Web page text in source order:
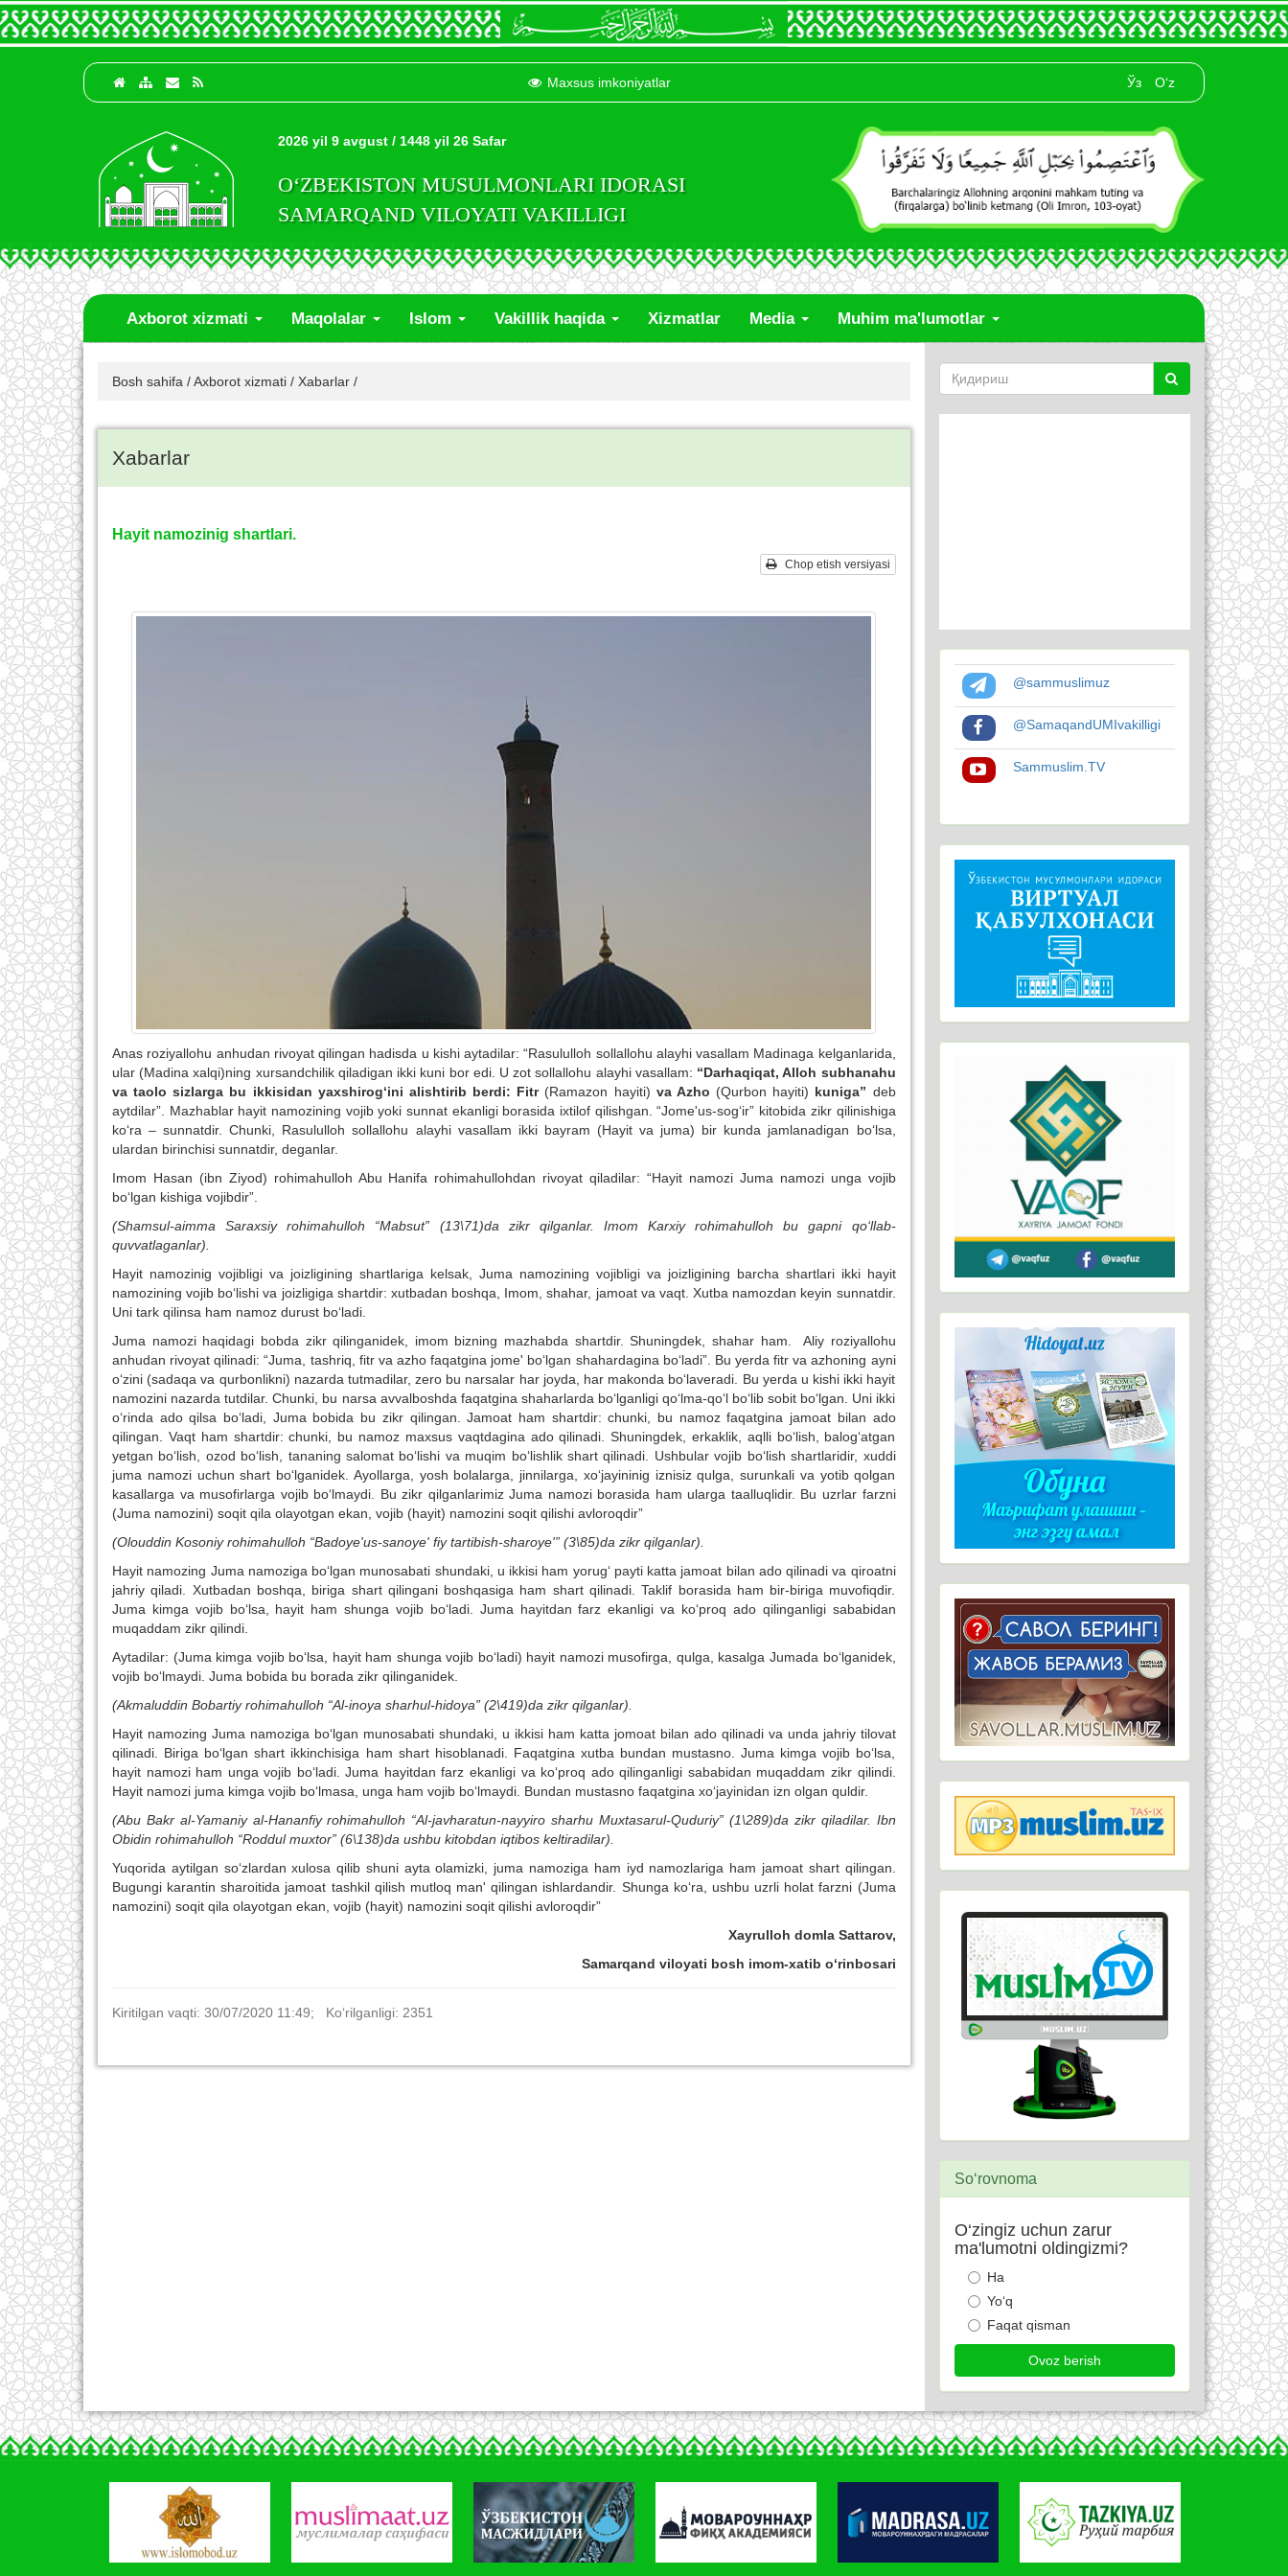
Maxsus imkoniyatlar Ўз O‘z
2026 yil 9 avgust / 1448 yil 26 Safar
O‘ZBEKISTON MUSULMONLARI IDORASI
SAMARQAND VILOYATI VAKILLIGI
Axborot xizmati Maqolalar Islom Vakillik haqida Xizmatlar Media Muhim ma'lumotlar
Bosh sahifa /Axborot xizmati / Xabarlar /
Xabarlar
Hayit namozinig shartlari.
Chop etish versiyasi
Anas roziyallohu anhudan rivoyat qilingan hadisda u kishi aytadilar: “Rasululloh sollallohu alayhi vasallam Madinaga kelganlarida,
ular (Madina xalqi)ning xursandchilik qiladigan ikki kuni bor edi. U zot sollallohu alayhi vasallam: “Darhaqiqat, Alloh subhanahu
va taolo sizlarga bu ikkisidan yaxshirog‘ini alishtirib berdi: Fitr (Ramazon hayiti) va Azho (Qurbon hayiti) kuniga” deb
aytdilar”. Mazhablar hayit namozining vojib yoki sunnat ekanligi borasida ixtilof qilishgan. “Jome'us-sog‘ir” kitobida zikr qilinishiga
ko‘ra – sunnatdir. Chunki, Rasululloh sollallohu alayhi vasallam ikki bayram (Hayit va juma) bir kunda jamlanadigan bo‘lsa,
ulardan birinchisi sunnatdir, deganlar.
Imom Hasan (ibn Ziyod) rohimahulloh Abu Hanifa rohimahullohdan rivoyat qiladilar: “Hayit namozi Juma namozi unga vojib
bo‘lgan kishiga vojibdir”.
(Shamsul-aimma Saraxsiy rohimahulloh “Mabsut” (13\71)da zikr qilganlar. Imom Karxiy rohimahulloh bu gapni qo‘llab-
quvvatlaganlar).
Hayit namozinig vojibligi va joizligining shartlariga kelsak, Juma namozining vojibligi va joizligining barcha shartlari ikki hayit
namozining vojib bo‘lishi va joizligiga shartdir: xutbadan boshqa, Imom, shahar, jamoat va vaqt. Xutba namozdan keyin sunnatdir.
Uni tark qilinsa ham namoz durust bo‘ladi.
Juma namozi haqidagi bobda zikr qilinganidek, imom bizning mazhabda shartdir. Shuningdek, shahar ham. Aliy roziyallohu
anhudan rivoyat qilinadi: “Juma, tashriq, fitr va azho faqatgina jome' bo‘lgan shahardagina bo‘ladi”. Bu yerda fitr va azhoning ayni
o‘zini (sadaqa va qurbonlikni) nazarda tutmadilar, zero bu narsalar har joyda, har makonda bo‘laveradi. Bu yerda u kishi ikki hayit
namozini nazarda tutdilar. Chunki, bu narsa avvalboshda faqatgina shaharlarda bo‘lganligi qo‘lma-qo‘l bo‘lib sobit bo‘lgan. Uni ikki
o‘rinda ado qilsa bo‘ladi, Juma bobida bu zikr qilingan. Jamoat ham shartdir: chunki, bu namoz faqatgina jamoat bilan ado
qilingan. Vaqt ham shartdir: chunki, bu namoz maxsus vaqtdagina ado qilinadi. Shuningdek, erkaklik, aqlli bo‘lish, balog‘atgan
yetgan bo‘lish, ozod bo‘lish, tananing salomat bo‘lishi va muqim bo‘lishlik shart qilinadi. Ushbular vojib bo‘lish shartlaridir, xuddi
juma namozi uchun shart bo‘lganidek. Ayollarga, yosh bolalarga, jinnilarga, xo‘jayininig iznisiz qulga, surunkali va yotib qolgan
kasallarga va musofirlarga vojib bo‘lmaydi. Bu zikr qilganlarimiz Juma namozi borasida ham ularga taalluqlidir. Bu uzrlar farzni
(Juma namozini) soqit qila olayotgan ekan, vojib (hayit) namozini soqit qilishi avloroqdir”
(Olouddin Kosoniy rohimahulloh “Badoye'us-sanoye' fiy tartibish-sharoye'” (3\85)da zikr qilganlar).
Hayit namozing Juma namoziga bo‘lgan munosabati shundaki, u ikkisi ham yorug‘ payti katta jamoat bilan ado qilinadi va qiroatni
jahriy qiladi. Xutbadan boshqa, biriga shart qilingani boshqasiga ham shart qilinadi. Taklif borasida ham bir-biriga muvofiqdir.
Juma kimga vojib bo‘lsa, hayit ham shunga vojib bo‘ladi. Juma hayitdan farz ekanligi va ko‘proq ado qilinganligi sababidan
muqaddam zikr qilindi.
Aytadilar: (Juma kimga vojib bo‘lsa, hayit ham shunga vojib bo‘ladi) hayit namozi musofirga, qulga, kasalga Jumada bo‘lganidek,
vojib bo‘lmaydi. Juma bobida bu borada zikr qilinganidek.
(Akmaluddin Bobartiy rohimahulloh “Al-inoya sharhul-hidoya” (2\419)da zikr qilganlar).
Hayit namozing Juma namoziga bo‘lgan munosabati shundaki, u ikkisi ham katta jomoat bilan ado qilinadi va unda jahriy tilovat
qilinadi. Biriga bo‘lgan shart ikkinchisiga ham shart hisoblanadi. Faqatgina xutba bundan mustasno. Juma kimga vojib bo‘lsa,
hayit namozi ham unga vojib bo‘ladi. Juma hayitdan farz ekanligi va ko‘proq ado qilinganligi sababidan muqaddam zikr qilindi.
Hayit namozi juma kimga vojib bo‘lmasa, unga ham vojib bo‘lmaydi. Bundan mustasno faqatgina xo‘jayinidan izn olgan quldir.
(Abu Bakr al-Yamaniy al-Hananfiy rohimahulloh “Al-javharatun-nayyiro sharhu Muxtasarul-Quduriy” (1\289)da zikr qiladilar. Ibn
Obidin rohimahulloh “Roddul muxtor” (6\138)da ushbu kitobdan iqtibos keltiradilar).
Yuqorida aytilgan so‘zlardan xulosa qilib shuni ayta olamizki, juma namoziga ham iyd namozlariga ham jamoat shart qilingan.
Bugungi karantin sharoitida jamoat tashkil qilish mutloq man' qilingan ishlardandir. Shunga ko‘ra, ushbu uzrli holat farzni (Juma
namozini) soqit qila olayotgan ekan, vojib (hayit) namozini soqit qilishi avloroqdir”
Xayrulloh domla Sattarov,
Samarqand viloyati bosh imom-xatib o‘rinbosari
Kiritilgan vaqti: 30/07/2020 11:49; Ko‘rilganligi: 2351
@sammuslimuz
@SamaqandUMIvakilligi
Sammuslim.TV
So‘rovnoma
O‘zingiz uchun zarur
ma'lumotni oldingizmi?
Ha
Yo‘q
Faqat qisman